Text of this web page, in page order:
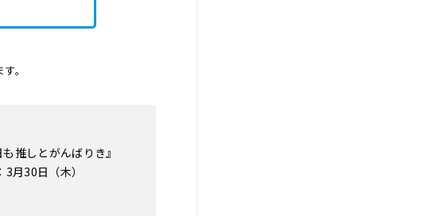
。
推しとがんばりき』
30日（木）